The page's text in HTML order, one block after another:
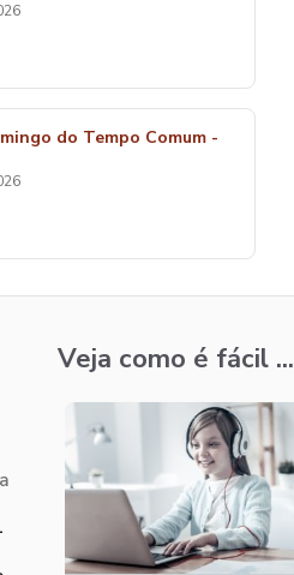
do Tempo Comum -
Veja como é fácil ...